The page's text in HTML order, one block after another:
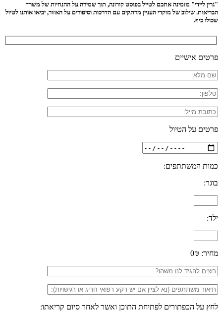
"גרין ליידי" מזמינה אתכם לטייל בפוסט קורונה, תוך שמירה על ההנחיות של משרד
הבריאות. שילוב של מוקדי העניין מרתקים עם הדרכות וסיפורים על האזור, יביאו אותנו לטיול
שכולו כיף.
פרטים אישיים
פרטים על הטיול
כמות המשתתפים:
בוגר:
ילד:
מחיר: 0₪
לחץ על הכפתורים לפתיחת התוכן ואשר לאחר סיום קריאתו: